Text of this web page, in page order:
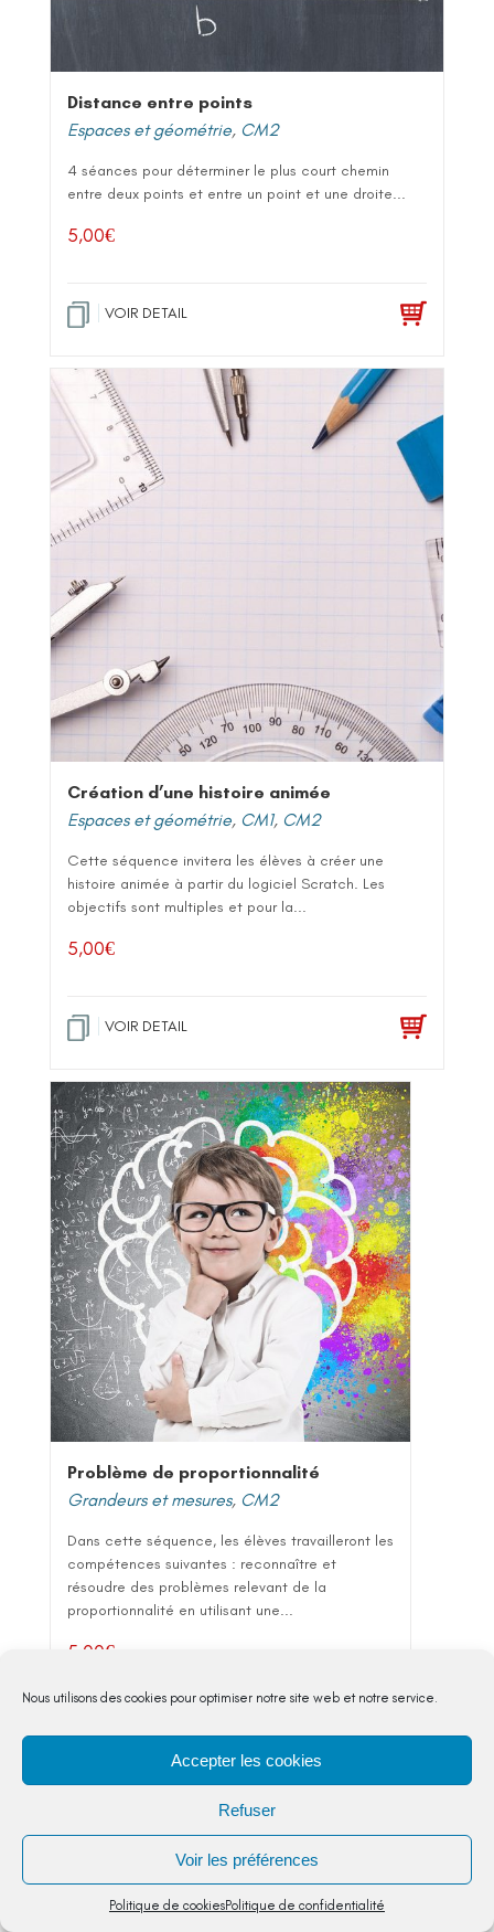
Nous utilisons des cookies pour optimiser notre site web et notre service.
Accepter les cookies
Refuser
Voir les préférences
Politique de cookiesPolitique de confidentialité
Distance entre points
Espaces et géométrie, CM2
4 séances pour déterminer le plus court chemin
entre deux points et entre un point et une droite...
5,00€
VOIR DETAIL
Création d’une histoire animée
Espaces et géométrie, CM1, CM2
Cette séquence invitera les élèves à créer une
histoire animée à partir du logiciel Scratch. Les
objectifs sont multiples et pour la...
5,00€
VOIR DETAIL
Problème de proportionnalité
Grandeurs et mesures, CM2
Dans cette séquence, les élèves travailleront les
compétences suivantes : reconnaître et
résoudre des problèmes relevant de la
proportionnalité en utilisant une...
5,00€